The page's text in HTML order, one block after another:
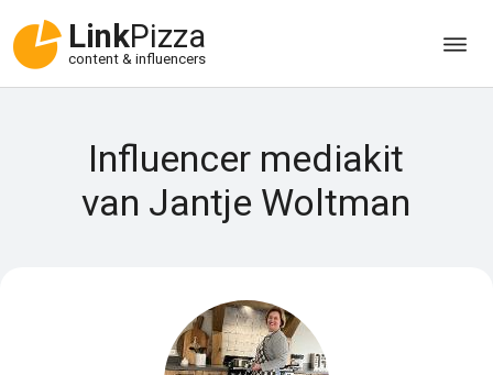
LinkPizza
content & influencers
Influencer mediakit
van Jantje Woltman